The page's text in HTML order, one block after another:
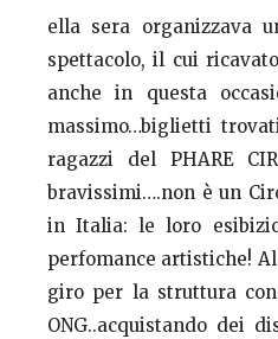
ella sera organizzava
spettacolo, il cui
anche in questa
massimo…biglietti
ragazzi del PHARE
bravissimi….non è un
in Italia: le loro
perfomance artistiche!
giro per la struttura
ONG..acquistando dei